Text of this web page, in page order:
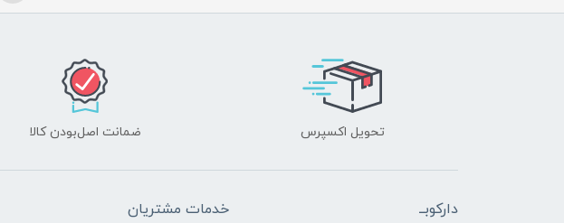
تحویل اکسپرس ضمانت اصل‌بودن کالا
دارکوبــ خدمات مشتریان